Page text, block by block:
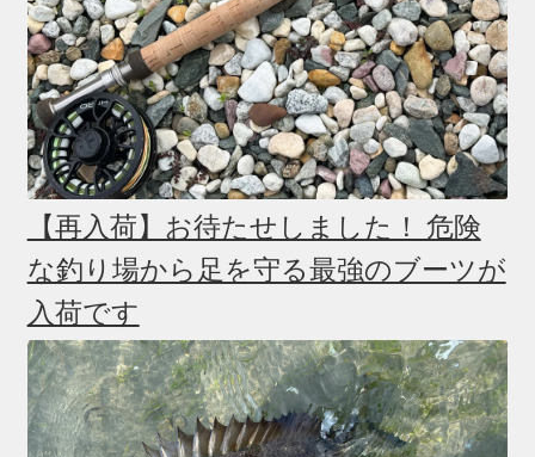
【再入荷】お待たせしました！ 危険
な釣り場から足を守る最強のブーツが
入荷です